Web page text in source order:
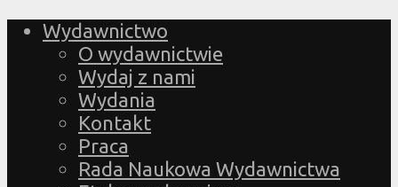
Wydawnictwo
O wydawnictwie
Wydaj z nami
Wydania
Kontakt
Praca
Rada Naukowa Wydawnictwa